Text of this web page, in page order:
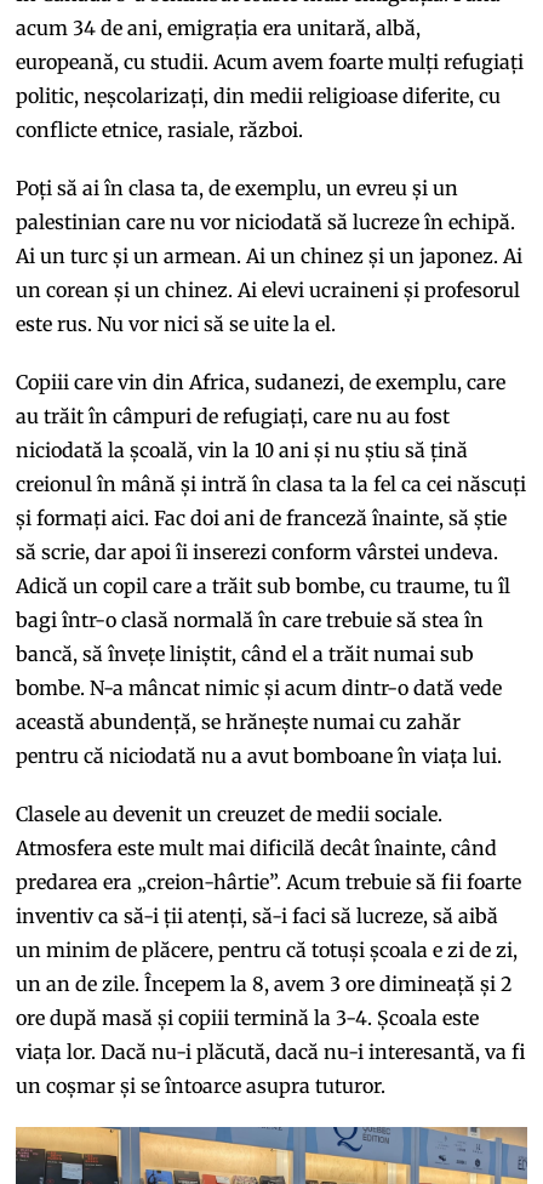
acum 34 de ani, emigrația era unitară, albă,
europeană, cu studii. Acum avem foarte mulți refugiați
politic, neșcolarizați, din medii religioase diferite, cu
conflicte etnice, rasiale, război.
Poți să ai în clasa ta, de exemplu, un evreu și un
palestinian care nu vor niciodată să lucreze în echipă.
Ai un turc și un armean. Ai un chinez și un japonez. Ai
un corean și un chinez. Ai elevi ucraineni și profesorul
este rus. Nu vor nici să se uite la el.
Copiii care vin din Africa, sudanezi, de exemplu, care
au trăit în câmpuri de refugiați, care nu au fost
niciodată la școală, vin la 10 ani și nu știu să țină
creionul în mână și intră în clasa ta la fel ca cei născuți
și formați aici. Fac doi ani de franceză înainte, să știe
să scrie, dar apoi îi inserezi conform vârstei undeva.
Adică un copil care a trăit sub bombe, cu traume, tu îl
bagi într-o clasă normală în care trebuie să stea în
bancă, să învețe liniștit, când el a trăit numai sub
bombe. N-a mâncat nimic și acum dintr-o dată vede
această abundență, se hrănește numai cu zahăr
pentru că niciodată nu a avut bomboane în viața lui.
Clasele au devenit un creuzet de medii sociale.
Atmosfera este mult mai dificilă decât înainte, când
predarea era „creion-hârtie”. Acum trebuie să fii foarte
inventiv ca să-i ții atenți, să-i faci să lucreze, să aibă
un minim de plăcere, pentru că totuși școala e zi de zi,
un an de zile. Începem la 8, avem 3 ore dimineață și 2
ore după masă și copiii termină la 3-4. Școala este
viața lor. Dacă nu-i plăcută, dacă nu-i interesantă, va fi
un coșmar și se întoarce asupra tuturor.